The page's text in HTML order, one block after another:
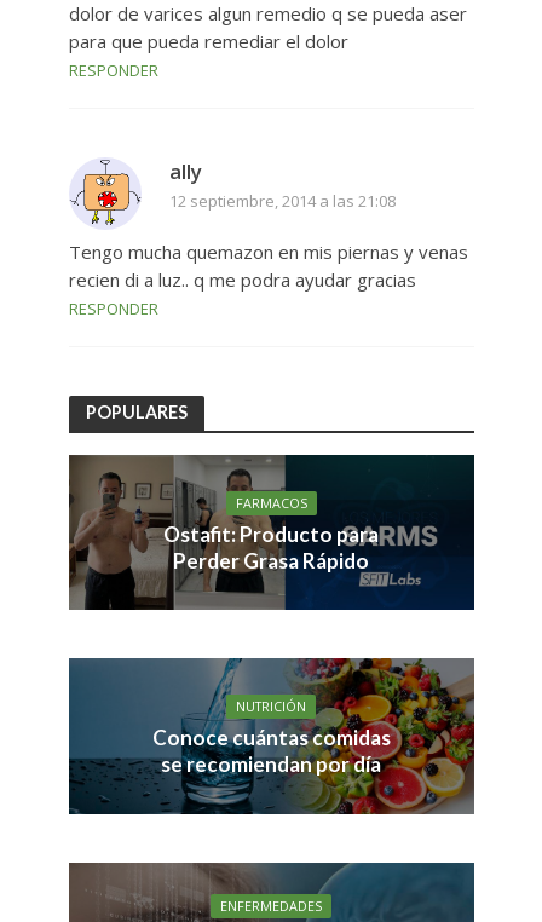
dolor de varices algun remedio q se pueda aser
para que pueda remediar el dolor
RESPONDER
ally
12 septiembre, 2014 a las 21:08
Tengo mucha quemazon en mis piernas y venas
recien di a luz.. q me podra ayudar gracias
RESPONDER
POPULARES
FARMACOS
Ostafit: Producto para
Perder Grasa Rápido
NUTRICIÓN
Conoce cuántas comidas
se recomiendan por día
ENFERMEDADES